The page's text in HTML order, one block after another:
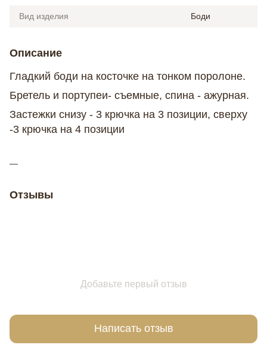
Вид изделия Боди
Описание
Гладкий боди на косточке на тонком поролоне.
Бретель и портупеи- съемные, спина - ажурная.
Застежки снизу - 3 крючка на 3 позиции, сверху
-3 крючка на 4 позиции
Отзывы
Добавьте первый отзыв
Написать отзыв